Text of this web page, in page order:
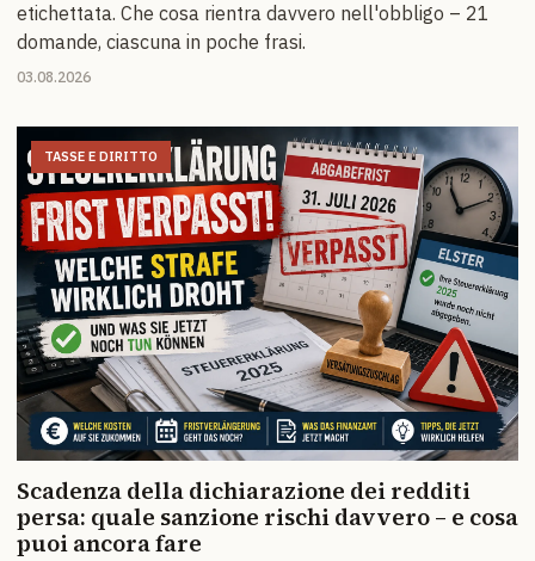
etichettata. Che cosa rientra davvero nell'obbligo – 21
domande, ciascuna in poche frasi.
03.08.2026
TASSE E DIRITTO
Scadenza della dichiarazione dei redditi
persa: quale sanzione rischi davvero – e cosa
puoi ancora fare